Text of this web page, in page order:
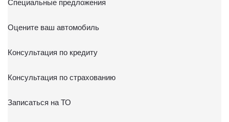
Специальные предложения
Оцените ваш автомобиль
Консультация по кредиту
Консультация по страхованию
Записаться на ТО